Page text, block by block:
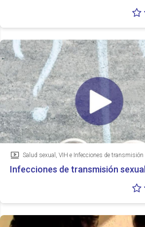
Vídeo
Salud sexual, VIH e Infecciones de transmisión
Infecciones de transmisión sexual